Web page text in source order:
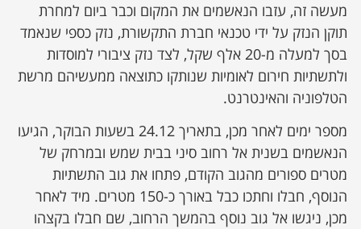
מעשה זה, עזבו הנאשמים את המקום וכבר ביום למחרת
תוקן הנזק על ידי טכנאי חברת התקשורת, נזק כספי שנאמד
בסך למעלה מ-20 אלף שקל, לצד נזק ציבורי למוסדות
ולתשתיות חירום לאומיות שנותקו כתוצאה ממעשיהם מרשת
הטלפוניה והאינטרנט.
מספר ימים לאחר מכן, בתאריך 24.12 בשעות הבוקר, הגיעו
הנאשמים בשנית אל רחוב סיני בבית שמש ובמרחק של
מטרים ספורים מהגוב הקודם, פתחו את גוב התשתיות
הנוסף, חבלו וחתכו כבל באורך כ-150 מטרים. מיד לאחר
מכן, ניגשו אל גוב נוסף בהמשך הרחוב, שם חבלו בקצהו